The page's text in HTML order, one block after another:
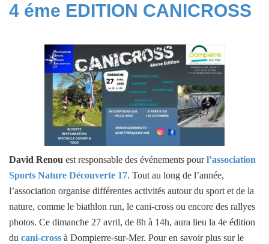
4 éme EDITION CANICROSS
David Renou est responsable des événements pourl’association
Sports Nature Découverte 17. Tout au long de l’année,
l’association organise différentes activités autour du sport et de la
nature, comme le biathlon run, le cani-cross ou encore des rallyes
photos. Ce dimanche 27 avril, de 8h à 14h, aura lieu la 4e édition
du cani-cross à Dompierre-sur-Mer. Pour en savoir plus sur le